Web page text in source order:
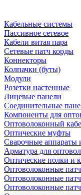
Кабельные системы
Пассивное сетевое
Кабели витая пара
Сетевые патч корды
Коннекторы
Колпачки (буты)
Модули
Розетки настенные
Лицевые панели
Соединительные
Компоненты для
Оптоволоконный
Оптические муфты
Сварочные аппараты
Арматура для
Оптические полки и
Оптоволоконные
Оптоволоконные
Оптоволоконные